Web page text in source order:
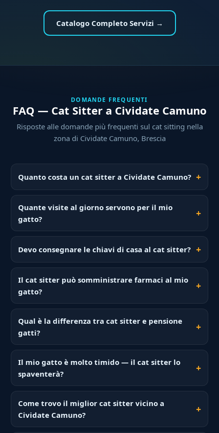
Catalogo Completo Servizi →
DOMANDE FREQUENTI
FAQ — Cat Sitter a Cividate Camuno
Risposte alle domande più frequenti sul cat sitting nella
zona di Cividate Camuno, Brescia
Quanto costa un cat sitter a Cividate Camuno?
Quante visite al giorno servono per il mio
gatto?
Devo consegnare le chiavi di casa al cat sitter?
Il cat sitter può somministrare farmaci al mio
gatto?
Qual è la differenza tra cat sitter e pensione
gatti?
Il mio gatto è molto timido — il cat sitter lo
spaventerà?
Come trovo il miglior cat sitter vicino a
Cividate Camuno?